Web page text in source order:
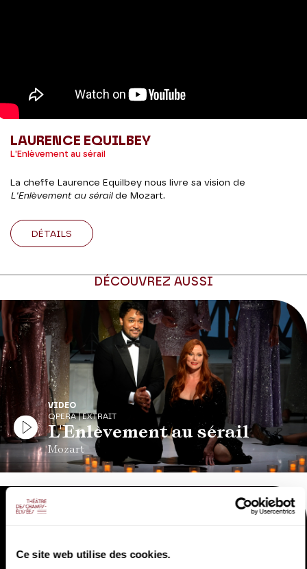
Ce site web utilise des cookies.
LAURENCE EQUILBEY
L'Enlèvement au sérail
La cheffe Laurence Equilbey nous livre sa vision de
L'Enlèvement au sérailde Mozart.
DÉTAILS
DÉCOUVREZ AUSSI
VIDEO
OPERA | EXTRAIT
L'Enlèvement au sérail
Mozart